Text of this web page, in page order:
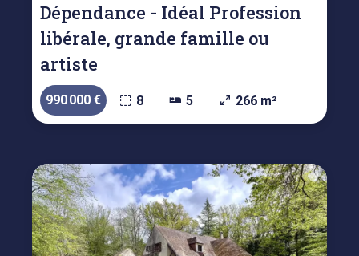
Dépendance - Idéal Profession
libérale, grande famille ou
artiste
990 000 € 8 5 266 m²